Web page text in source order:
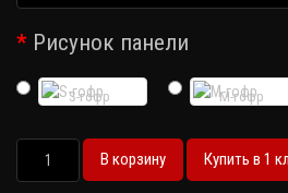
Рисунок панели
S-гофр M-гофр
В корзину Купить в 1